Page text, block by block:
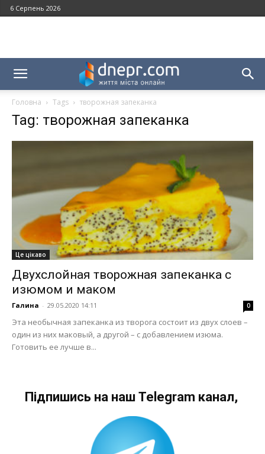
6 Серпень 2026
Головна Tags творожная запеканка
Tag: творожная запеканка
Це цікаво
Двухслойная творожная запеканка с
изюмом и маком
Галина - 29.05.2020 14:11 0
Эта необычная запеканка из творога состоит из двух слоев –
один из них маковый, а другой – с добавлением изюма.
Готовить ее лучше в...
Підпишись на наш Telegram канал,